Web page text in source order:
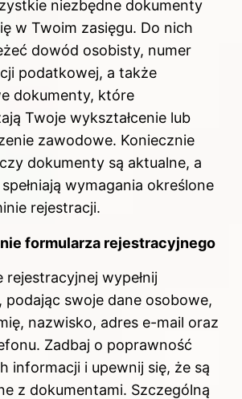
niezbędne dokumenty
w Twoim zasięgu. Do nich
dowód osobisty, numer
podatkowej, a także
dokumenty, które
Twoje wykształcenie lub
zawodowe. Koniecznie
dokumenty są aktualne, a
wymagania określone
rejestracji.
formularza rejestracyjnego
rejestracyjnej wypełnij
podając swoje dane osobowe,
nazwisko, adres e-mail oraz
Zadbaj o poprawność
informacji i upewnij się, że są
z dokumentami. Szczególną